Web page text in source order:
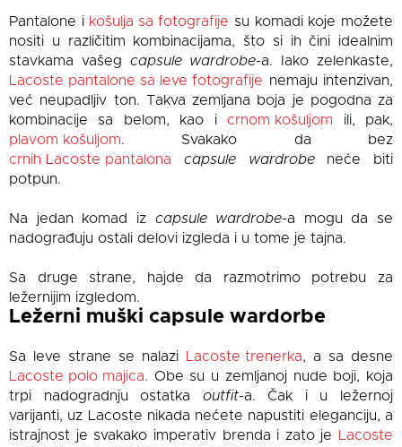
Pantalone i košulja sa fotografije su komadi koje možete
nositi u različitim kombinacijama, što si ih čini idealnim
stavkama vašeg capsule wardrobe-a. Iako zelenkaste,
Lacoste pantalone sa leve fotografije nemaju intenzivan,
već neupadljiv ton. Takva zemljana boja je pogodna za
kombinacije sa belom, kao icrnom košuljom ili, pak,
plavom košuljom. Svakako da bez
crnih Lacoste pantalona
capsule wardrobeneće biti
potpun.
Na jedan komad iz capsule wardrobe-a mogu da se
nadograđuju ostali delovi izgleda i u tome je tajna.
Sa druge strane, hajde da razmotrimo potrebu za
ležernijim izgledom.
Ležerni muški capsule wardorbe
Sa leve strane se nalazi Lacoste trenerka, a sa desne
Lacoste polo majica. Obe su u zemljanoj nude boji, koja
trpi nadogradnju ostatka outfit-a. Čak i u ležernoj
varijanti, uz Lacoste nikada nećete napustiti eleganciju, a
istrajnost je svakako imperativ brenda i zato je
Lacoste